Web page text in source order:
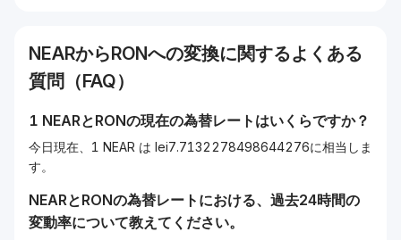
NEARからRONへの変換に関するよくある
質問（FAQ）
1 NEARとRONの現在の為替レートはいくらですか？
今日現在、1 NEAR は lei7.7132278498644276に相当しま
す。
NEARとRONの為替レートにおける、過去24時間の
変動率について教えてください。